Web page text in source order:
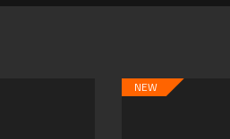
NEW